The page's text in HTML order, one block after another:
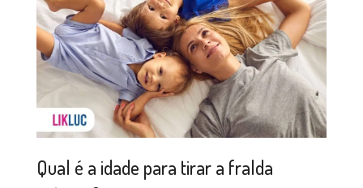
Qual é a idade para tirar a fralda